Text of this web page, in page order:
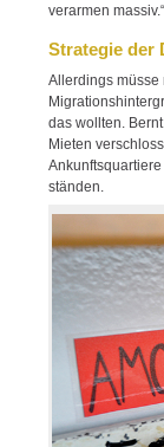
verarmen massiv.“
Strategie der
Allerdings müsse
das wollten.
Mieten
ständen.